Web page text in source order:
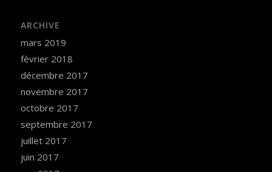
ARCHIVE
mars 2019
février 2018
décembre 2017
novembre 2017
octobre 2017
septembre 2017
juillet 2017
juin 2017